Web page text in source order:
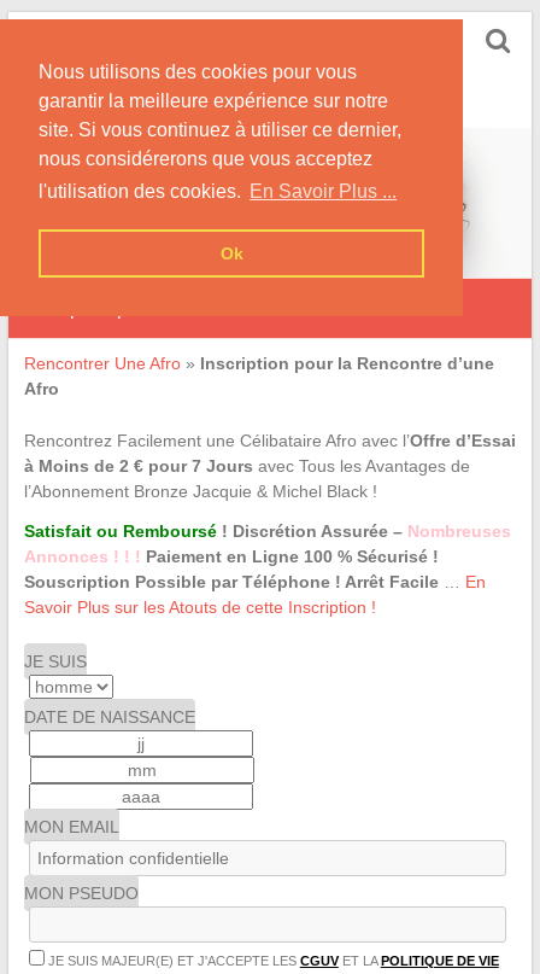
Nous utilisons des cookies pour vous
garantir la meilleure expérience sur notre
site. Si vous continuez à utiliser ce dernier,
nous considérerons que vous acceptez
l'utilisation des cookies. En Savoir Plus ...
Ok
Skip
content
Conseils pour des Rencontres Coquines avec des
Afros !
Rencontrer Une Afro» Inscription pour la Rencontre d’une
Afro
Rencontrez Facilement une Célibataire Afro avec l’Offre d’Essai
à Moins de 2 € pour 7 Jours avec Tous les Avantages de
l’Abonnement Bronze Jacquie & Michel Black !
Satisfait ou Remboursé! Discrétion Assurée – Nombreuses
Annonces ! ! ! Paiement en Ligne 100 % Sécurisé !
Souscription Possible par Téléphone ! Arrêt Facile… En
Savoir Plus sur les Atouts de cette Inscription !
JE SUIS
DATE DE NAISSANCE
MON EMAIL
MON PSEUDO
JE SUIS MAJEUR(E) ET J'ACCEPTE LES CGUVET LAPOLITIQUE DE VIE